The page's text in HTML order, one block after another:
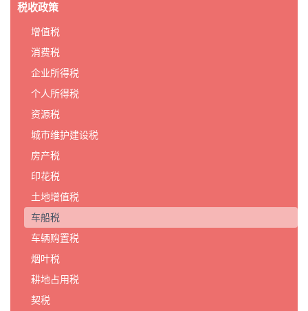
税收政策
增值税
消费税
企业所得税
个人所得税
资源税
城市维护建设税
房产税
印花税
土地增值税
车船税
车辆购置税
烟叶税
耕地占用税
契税